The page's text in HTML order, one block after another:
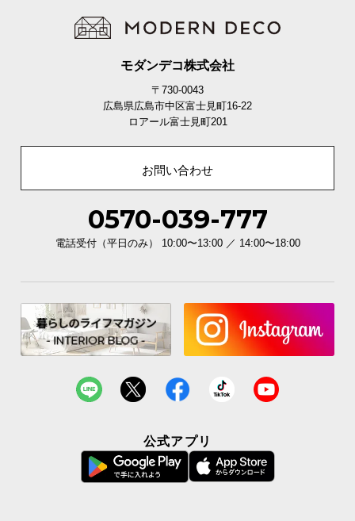
ISO9001認証取得。
ISO(国際標準化機構)が定める品質保証
で、品質維持・向上を徹底します。
ISO9001とは
製品の設計・開発から製造までの一連の業務を行う生
産者に適用される、品質マネジメントシステムのモデ
ルとなる規格です。
安心・安全のノンホルムアルデヒド
モダンデコ株式会社
〒730-0043
広島県広島市中区富士見町16-22
ロアール富士見町201
お問い合わせ
0570-039-777
電話受付（平日のみ） 10:00〜13:00 ／ 14:00〜18:00
公式アプリ